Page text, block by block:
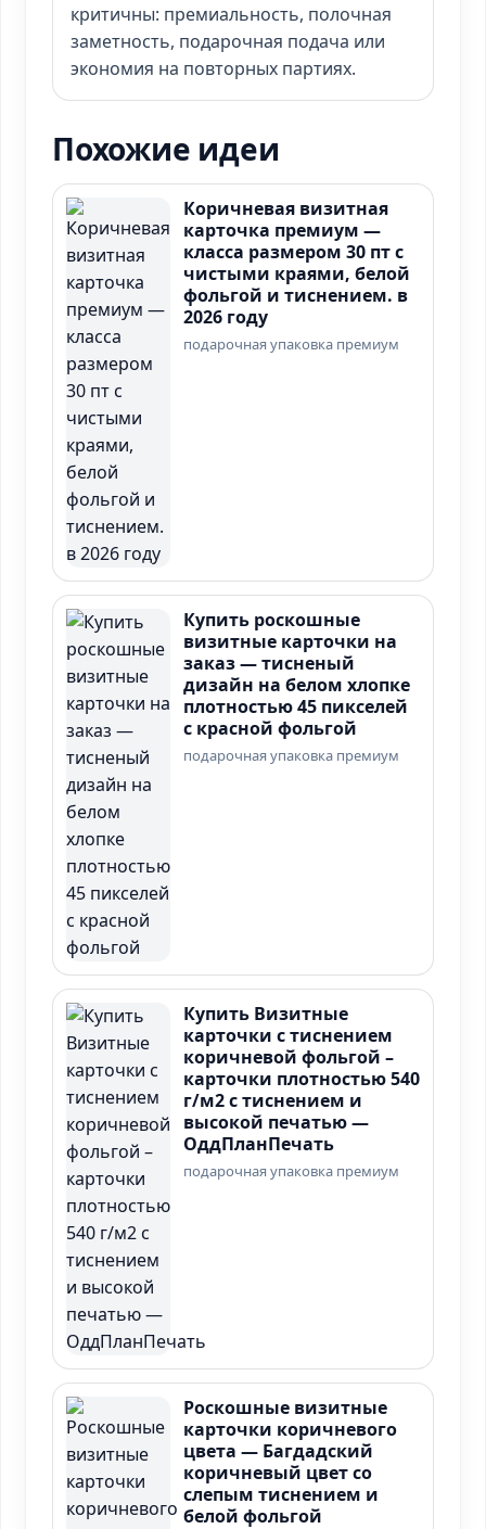
критичны: премиальность, полочная
заметность, подарочная подача или
экономия на повторных партиях.
Похожие идеи
Коричневая визитная
карточка премиум —
класса размером 30 пт с
чистыми краями, белой
фольгой и тиснением. в
2026 году
подарочная упаковка премиум
Купить роскошные
визитные карточки на
заказ — тисненый
дизайн на белом хлопке
плотностью 45 пикселей
с красной фольгой
подарочная упаковка премиум
Купить Визитные
карточки с тиснением
коричневой фольгой –
карточки плотностью 540
г/м2 с тиснением и
высокой печатью —
ОддПланПечать
подарочная упаковка премиум
Роскошные визитные
карточки коричневого
цвета — Багдадский
коричневый цвет со
слепым тиснением и
белой фольгой